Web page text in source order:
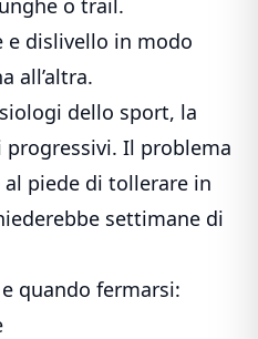
e dislivello in modo
all’altra.
dello sport, la
Il problema
piede di tollerare in
settimane di
quando fermarsi: